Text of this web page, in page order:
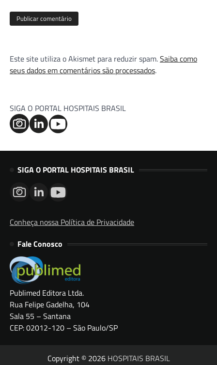
Este site utiliza o Akismet para reduzir spam.Saiba como
seus dados em comentários são processados.
SIGA O PORTAL HOSPITAIS BRASIL
SIGA O PORTAL HOSPITAIS BRASIL
Conheça nossa Política de Privacidade
Fale Conosco
Publimed Editora Ltda.
Rua Felipe Gadelha, 104
Sala 55 – Santana
CEP: 02012-120 – São Paulo/SP
Copyright © 2026 HOSPITAIS BRASIL